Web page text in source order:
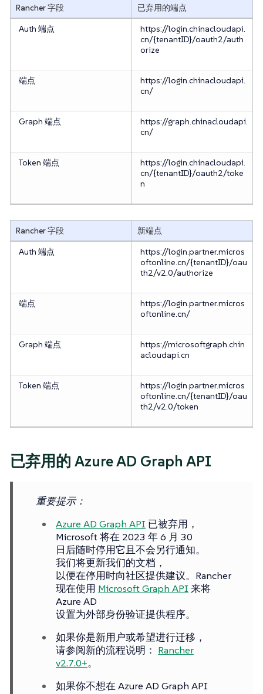
Rancher 字段
已弃用的端点
Auth 端点
https://login.chinacloudapi.
cn/{tenantID}/oauth2/auth
orize
端点
https://login.chinacloudapi.
cn/
Graph 端点
https://graph.chinacloudapi.
cn/
Token 端点
https://login.chinacloudapi.
cn/{tenantID}/oauth2/toke
n
Rancher 字段
新端点
Auth 端点
https://login.partner.micros
oftonline.cn/{tenantID}/oau
th2/v2.0/authorize
端点
https://login.partner.micros
oftonline.cn/
Graph 端点
https://microsoftgraph.chin
acloudapi.cn
Token 端点
https://login.partner.micros
oftonline.cn/{tenantID}/oau
th2/v2.0/token
已弃用的 Azure AD Graph API
重要提示：
Azure AD Graph API 已被弃用，
Microsoft 将在 2023 年 6 月 30
日后随时停用它且不会另行通知。
我们将更新我们的文档，
以便在停用时向社区提供建议。Rancher
现在使用 Microsoft Graph API来将
Azure AD
设置为外部身份验证提供程序。
如果你是新用户或希望进行迁移，
请参阅新的流程说明： Rancher
v2.7.0+。
如果你不想在 Azure AD Graph API